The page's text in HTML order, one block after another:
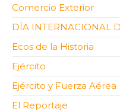
Comercio Exterior
DÍA INTERNACIONAL
Ecos de la Historia
Ejército
Ejército y Fuerza Aérea
El Reportaje